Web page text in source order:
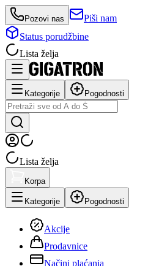
Pozovi nas
Piši nam
Status porudžbine
Lista želja
Kategorije Pogodnosti
Lista želja
Korpa
Kategorije Pogodnosti
Akcije
Prodavnice
Načini plaćanja